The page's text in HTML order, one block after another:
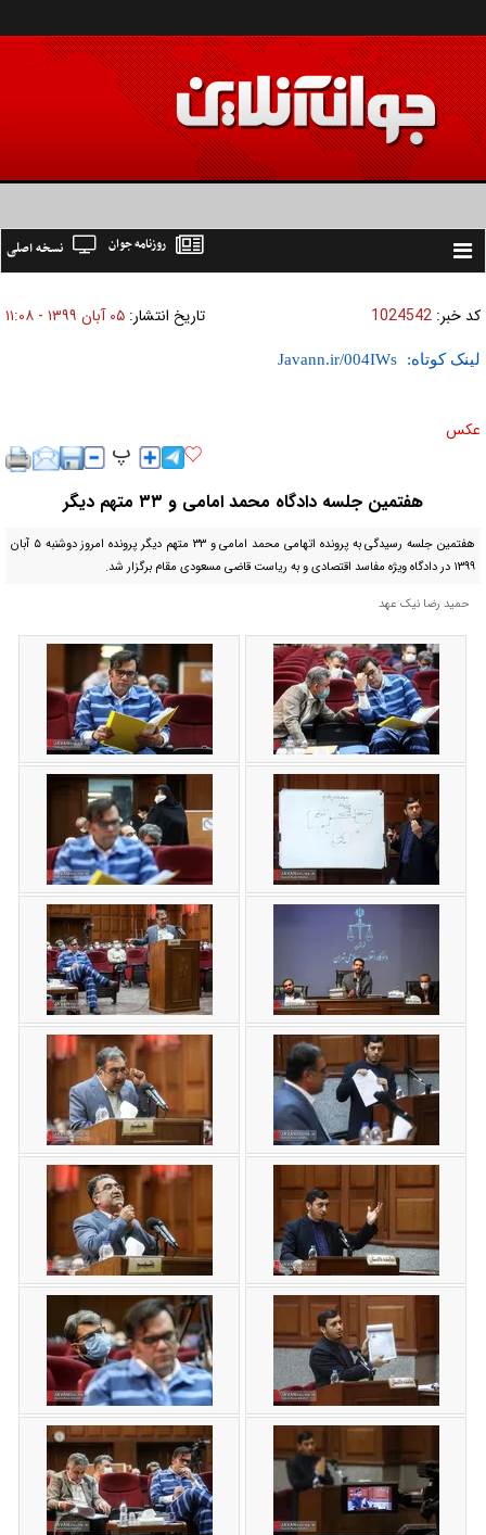
Toggle
نسخه اصلی روزنامه جوان
کد خبر: 1024542 تاریخ انتشار: ۰۵ آبان ۱۳۹۹ - ۱۱:۰۸
لینک کوتاه:
عکس
هفتمین جلسه دادگاه محمد امامی و ۳۳ متهم دیگر
هفتمین جلسه رسیدگی به پرونده اتهامی محمد امامی و ۳۳ متهم دیگر پرونده امروز دوشنبه ۵ آبان
۱۳۹۹ در دادگاه ویژه مفاسد اقتصادی و به ریاست قاضی مسعودی مقام برگزار شد.
حمید رضا نیک عهد